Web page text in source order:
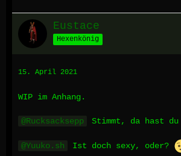
Eustace
Hexenkönig
15. April 2021
WIP im Anhang.
Rucksacksepp Stimmt, da hast
Yuuko.sh Ist doch sexy, oder?